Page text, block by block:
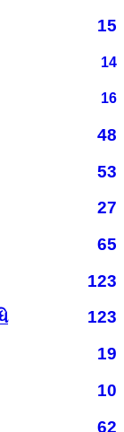
15
14
16
48
53
27
65
123
123
19
10
62